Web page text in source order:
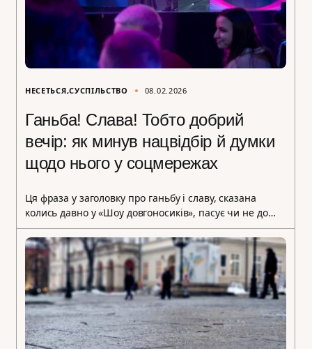
НЕСЕТЬСЯ СУСПІЛЬСТВО 08.02.2026
Ганьба! Слава! Тобто добрий
вечір: як минув нацвідбір й думки
щодо нього у соцмережах
Ця фраза у заголовку про ганьбу і славу, сказана
колись давно у «Шоу довгоносиків», пасує чи не до…